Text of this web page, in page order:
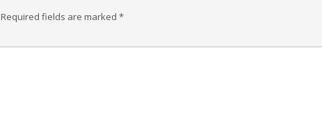
Required fields are marked *